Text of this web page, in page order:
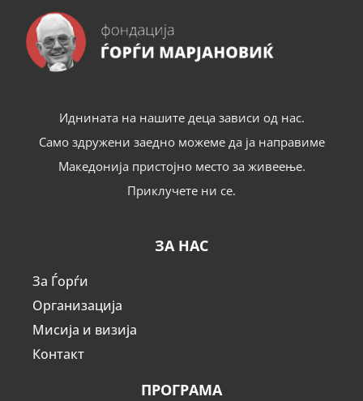
Иднината на нашите деца зависи од нас.
Само здружени заедно можеме да ја направиме
Македонија пристојно место за живеење.
Приклучете ни се.
ЗА НАС
За Ѓорѓи
Организација
Мисија и визија
Контакт
ПРОГРАМА